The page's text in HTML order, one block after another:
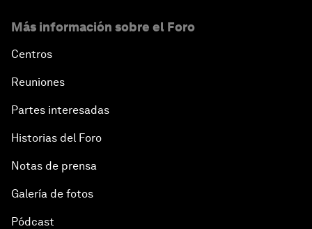
Más información sobre el Foro
Centros
Reuniones
Partes interesadas
Historias del Foro
Notas de prensa
Galería de fotos
Pódcast